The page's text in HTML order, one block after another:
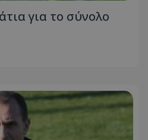
για το σύνολο